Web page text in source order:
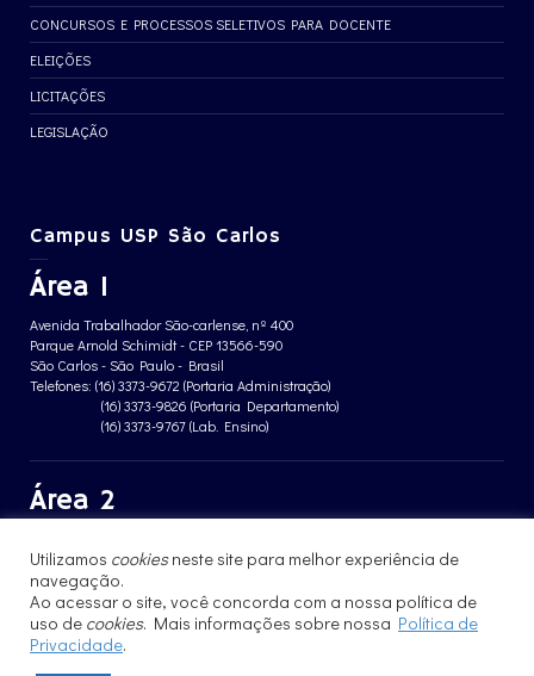
CONCURSOS E PROCESSOS SELETIVOS PARA DOCENTE
ELEIÇÕES
LICITAÇÕES
LEGISLAÇÃO
Campus USP São Carlos
Área 1
Avenida Trabalhador São-carlense, nº 400
Parque Arnold Schimidt - CEP 13566-590
São Carlos - São Paulo - Brasil
Telefones: (16) 3373-9672 (Portaria Administração)
(16) 3373-9826 (Portaria Departamento)
(16) 3373-9767 (Lab. Ensino)
Área 2
Jardim Santa Angelina - CEP 13563-120
São Carlos - São Paulo - Brasil
Telefone: (16) 3373-8068 (Portaria prédio CFBio)
(16) 3364-8070 (Portaria prédio poloTErRA)
Utilizamos cookiesneste site para melhor experiência de
navegação.
Ao acessar o site, você concorda com a nossa política de
uso de cookies. Mais informações sobre nossa Política de
Privacidade.